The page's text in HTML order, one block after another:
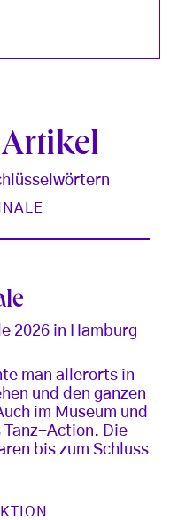
2026 in Hamburg -
man allerorts in
und den ganzen
im Museum und
Tanz-Action. Die
bis zum Schluss